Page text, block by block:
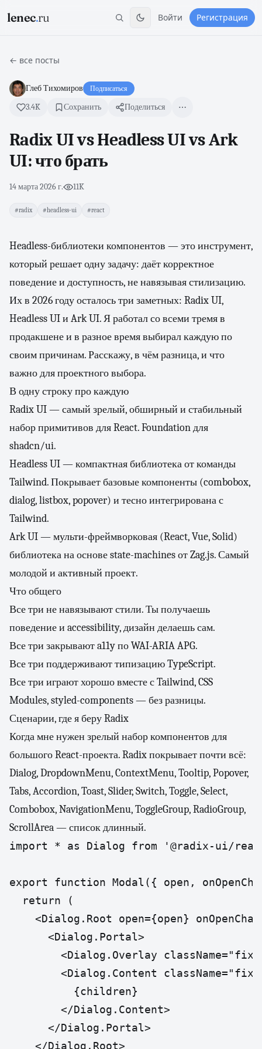
lenec.ru Войти Регистрация
← все посты
Глеб Тихомиров Подписаться
3.4K Сохранить Поделиться
Radix UI vs Headless UI vs Ark
UI: что брать
14 марта 2026 г.· 11K
#radix #headless-ui #react
Headless-библиотеки компонентов — это инструмент,
который решает одну задачу: даёт корректное
поведение и доступность, не навязывая стилизацию.
Их в 2026 году осталось три заметных: Radix UI,
Headless UI и Ark UI. Я работал со всеми тремя в
продакшене и в разное время выбирал каждую по
своим причинам. Расскажу, в чём разница, и что
важно для проектного выбора.
В одну строку про каждую
Radix UI — самый зрелый, обширный и стабильный
набор примитивов для React. Foundation для
shadcn/ui.
Headless UI — компактная библиотека от команды
Tailwind. Покрывает базовые компоненты (combobox,
dialog, listbox, popover) и тесно интегрирована с
Tailwind.
Ark UI — мульти-фреймворковая (React, Vue, Solid)
библиотека на основе state-machines от Zag.js. Самый
молодой и активный проект.
Что общего
Все три не навязывают стили. Ты получаешь
поведение и accessibility, дизайн делаешь сам.
Все три закрывают a11y по WAI-ARIA APG.
Все три поддерживают типизацию TypeScript.
Все три играют хорошо вместе с Tailwind, CSS
Modules, styled-components — без разницы.
Сценарии, где я беру Radix
Когда мне нужен зрелый набор компонентов для
большого React-проекта. Radix покрывает почти всё:
Dialog, DropdownMenu, ContextMenu, Tooltip, Popover,
Tabs, Accordion, Toast, Slider, Switch, Toggle, Select,
Combobox, NavigationMenu, ToggleGroup, RadioGroup,
ScrollArea — список длинный.
import * as Dialog from '@radix-ui/
export function Modal({ open,
  return (
<Dialog.Root open={open}
      <Dialog.Portal>
<Dialog.Overlay
<Dialog.Content
          {children}
        </Dialog.Content>
      </Dialog.Portal>
    </Dialog.Root>